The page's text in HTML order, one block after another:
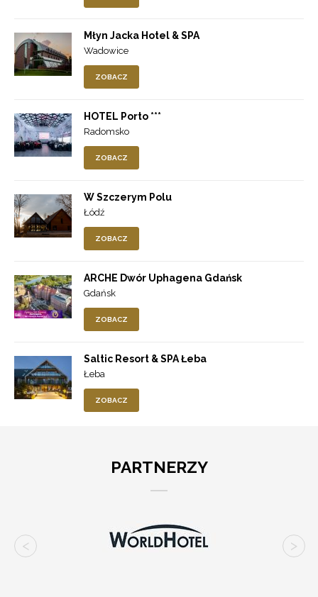
Młyn Jacka Hotel & SPA
Wadowice
ZOBACZ
HOTEL Porto ***
Radomsko
ZOBACZ
W Szczerym Polu
Łódź
ZOBACZ
ARCHE Dwór Uphagena Gdańsk
Gdańsk
ZOBACZ
Saltic Resort & SPA Łeba
Łeba
ZOBACZ
PARTNERZY